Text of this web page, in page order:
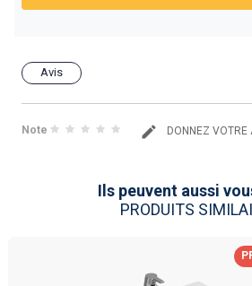
Avis
Note DONNEZ VOTRE
Ils peuvent aussi
PRODUITS